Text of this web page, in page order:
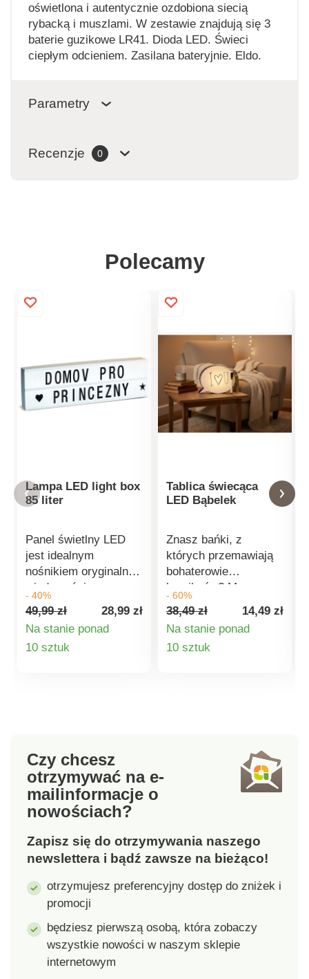
oświetlona i autentycznie ozdobiona siecią
rybacką i muszlami. W zestawie znajdują się 3
baterie guzikowe LR41. Dioda LED. Świeci
ciepłym odcieniem. Zasilana bateryjnie. Eldo.
Parametry
Recenzje 0
Polecamy
Lampa LED light box
85 liter
Panel świetlny LED
jest idealnym
nośnikiem oryginalnej
wiadomości.
Wystarczy złożyć go
z dołączonych liter i
włożyć w rowki.
Dzięki podświetleniu
Zestaw zawiera 85
liter i 9 symboli.
Wymiary: 49,8 x 15 x
5,3 cm.
- 40%
49,99 zł
28,99 zł
Na stanie ponad
10 sztuk
Tablica świecąca
LED Bąbelek
Znasz bańki, z
których przemawiają
bohaterowie
komiksów? Mamy
właśnie taki dla
Ciebie, podświetlany 5
diodami LED. Dzięki
dołączonemu
Możesz też łatwo
wszystko wymazać.
Zasilany 3 bateriami
miejscu. Wymiary: ok.
20 x 14 x 3,5 cm.
sztuczne. Baterie nie
- 60%
38,49 zł
14,49 zł
Na stanie ponad
10 sztuk
Czy chcesz
otrzymywać na e-
mailinformacje o
nowościach?
Zapisz się do otrzymywania naszego
newslettera i bądź zawsze na bieżąco!
otrzymujesz preferencyjny dostęp do zniżek i
promocji
będziesz pierwszą osobą, która zobaczy
wszystkie nowości w naszym sklepie
internetowym